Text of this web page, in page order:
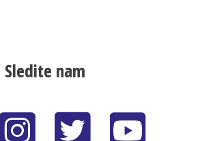
Sledite nam